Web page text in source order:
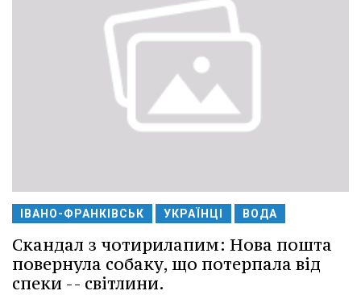
ІВАНО-ФРАНКІВСЬК УКРАЇНЦІ ВОДА
Скандал з чотирилапим: Нова пошта
повернула собаку, що потерпала від
спеки -- світлини.